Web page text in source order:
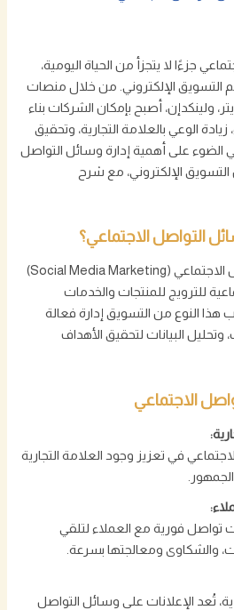
جزءًا لا يتجزأ من الحياة اليومية،
التسويق الإلكتروني. من خلال منصات
ولينكدإن، أصبح بإمكان الشركات بناء
الوعي بالعلامة التجارية، وتحقيق
الضوء على أهمية إدارة وسائل التواصل
الإلكتروني، مع شرح
التواصل الاجتماعي؟
التسويق عبر وسائل التواصل الاجتماعي (Social Media Marketing)
للترويج للمنتجات والخدمات
النوع من التسويق إدارة فعالة
البيانات لتحقيق الأهداف
الاجتماعي
في تعزيز وجود العلامة التجارية
تواصل فورية مع العملاء لتلقي
والشكاوى ومعالجتها بسرعة.
تُعد الإعلانات على وسائل التواصل